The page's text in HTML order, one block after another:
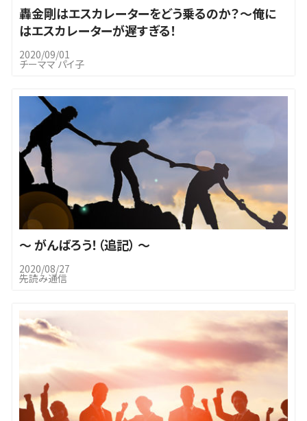
轟金剛はエスカレーターをどう乗るのか？～俺に
はエスカレーターが遅すぎる！
2020/09/01
チーママ パイ子
～ がんばろう！（追記） ～
2020/08/27
先読み通信